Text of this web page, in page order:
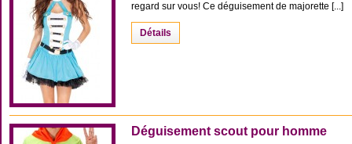
regard sur vous! Ce déguisement de majorette [...]
Détails
Déguisement scout pour homme